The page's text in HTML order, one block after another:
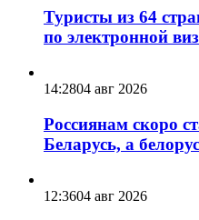
Туристы из 64
по электронной
14:2804 авг 2026
Россиянам скоро
Беларусь, а
12:3604 авг 2026